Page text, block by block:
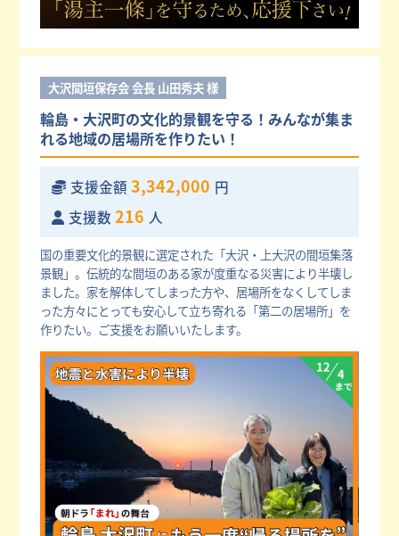
大沢間垣保存会 会長 山田秀夫 様
輪島・大沢町の文化的景観を守る！みんなが集ま
れる地域の居場所を作りたい！
支援金額 3,342,000 円
支援数 216 人
国の重要文化的景観に選定された「大沢・上大沢の間垣集落
景観」。伝統的な間垣のある家が度重なる災害により半壊し
ました。家を解体してしまった方や、居場所をなくしてしま
った方々にとっても安心して立ち寄れる「第二の居場所」を
作りたい。ご支援をお願いいたします。